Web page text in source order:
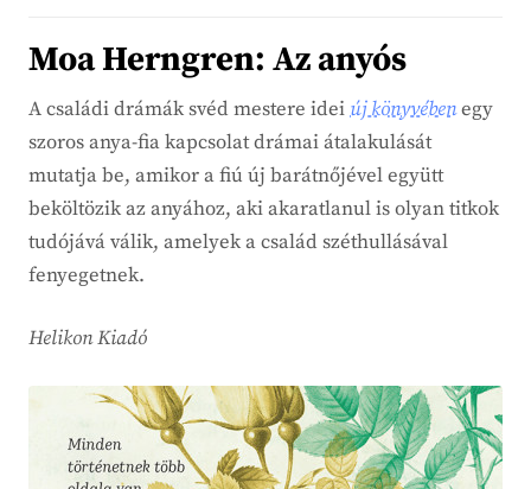
Moa Herngren: Az anyós
A családi drámák svéd mestere ideiúj könyvébenegy
szoros anya-fia kapcsolat drámai átalakulását
mutatja be, amikor a fiú új barátnőjével együtt
beköltözik az anyához, aki akaratlanul is olyan titkok
tudójává válik, amelyek a család széthullásával
fenyegetnek.
Helikon Kiadó